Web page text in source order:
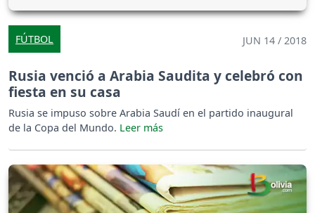
FÚTBOL JUN 14 / 2018
Rusia venció a Arabia Saudita y celebró con
fiesta en su casa
Rusia se impuso sobre Arabia Saudí en el partido inaugural
de la Copa del Mundo.